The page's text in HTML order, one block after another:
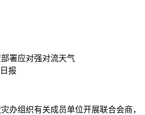
署应对强对流天气
报
组织有关成员单位开展联合会商，